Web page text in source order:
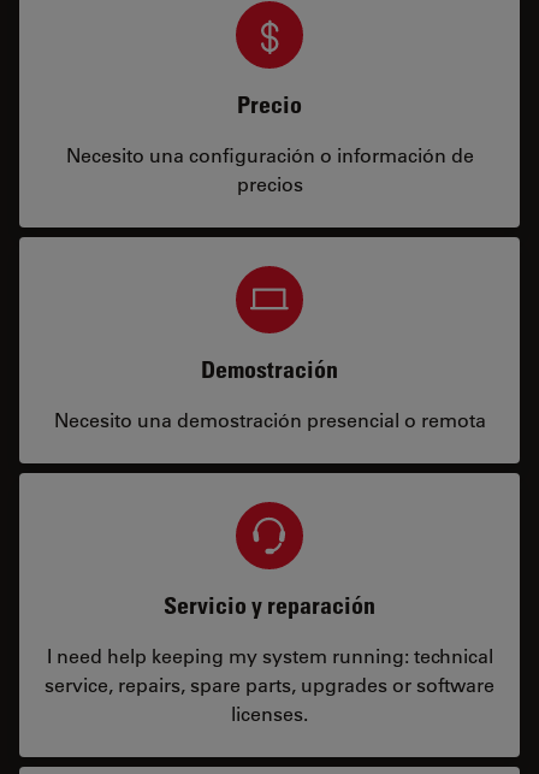
Precio
Necesito una configuración o información de
precios
Demostración
Necesito una demostración presencial o remota
Servicio y reparación
I need help keeping my system running: technical
service, repairs, spare parts, upgrades or software
licenses.